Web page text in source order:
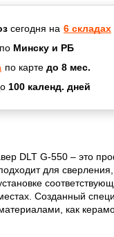
сегодня на 6 складах
по Минску и РБ
по карте до 8 мес.
100 календ. дней
DLT G-550 – это
для
Созданный
как